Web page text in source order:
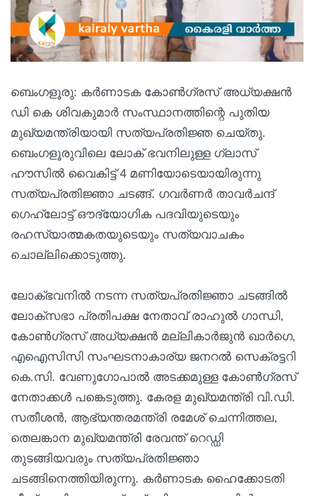
ബെംഗളൂരു: കർണാടക കോൺഗ്രസ് അധ്യക്ഷൻ
ഡി കെ ശിവകുമാർ സംസ്ഥാനത്തിന്റെ പുതിയ
മുഖ്യമന്ത്രിയായി സത്യപ്രതിജ്ഞ ചെയ്തു.
ബെംഗളൂരുവിലെ ലോക് ഭവനിലുള്ള ഗ്ലാസ്
ഹൗസിൽ വൈകിട്ട് 4 മണിയോടെയായിരുന്നു
സത്യപ്രതിജ്ഞാ ചടങ്ങ്. ഗവർണർ താവർചന്ദ്
ഗെഹ്‌ലോട്ട് ഔദ്യോഗിക പദവിയുടെയും
രഹസ്യാത്മകതയുടെയും സത്യവാചകം
ചൊല്ലിക്കൊടുത്തു.
ലോക്ഭവനിൽ നടന്ന സത്യപ്രതിജ്ഞാ ചടങ്ങിൽ
ലോക്സഭാ പ്രതിപക്ഷ നേതാവ് രാഹുൽ ഗാന്ധി,
കോൺഗ്രസ് അധ്യക്ഷൻ മല്ലികാർജുൻ ഖാർഗെ,
എഐസിസി സംഘടനാകാര്യ ജനറൽ സെക്രട്ടറി
കെ.സി. വേണുഗോപാൽ അടക്കമുള്ള കോൺഗ്രസ്
നേതാക്കൾ പങ്കെടുത്തു. കേരള മുഖ്യമന്ത്രി വി.ഡി.
സതീശൻ, ആഭ്യന്തരമന്ത്രി രമേശ് ചെന്നിത്തല,
തെലങ്കാന മുഖ്യമന്ത്രി രേവന്ത് റെഡ്ഡി
തുടങ്ങിയവരും സത്യപ്രതിജ്ഞാ
ചടങ്ങിനെത്തിയിരുന്നു. കർണാടക ഹൈക്കോടതി